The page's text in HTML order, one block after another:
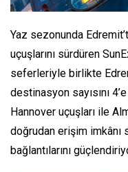
Yaz sezonunda
uçuşlarını sürdüren
seferleriyle birlikte
destinasyon sayısını
Hannover uçuşları ile
doğrudan erişim imkânı
bağlantılarını